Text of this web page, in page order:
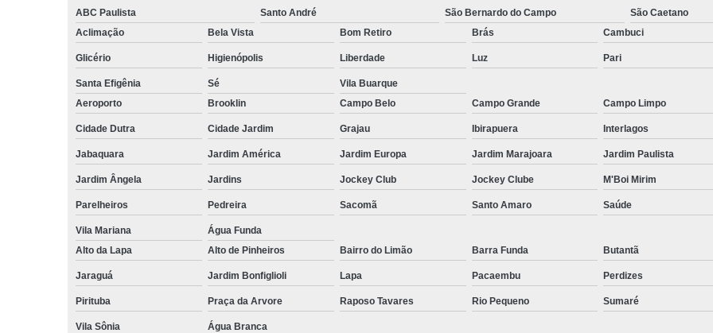
Micropigmentação Fio a Fio Barba
Micropigmentação na Barba ABC
Nano Micropigmentação de Barba
Nano Pigmentação Cabelo Rio
Nano
Nano
Nano
Pigmentação Capilar 3d
Pigmentação Capilar em
ABC Paulista Santo André São Bernardo do Campo São Caetano
Aclimação
Bela Vista Bom Retiro Brás Cambuci
Glicério Higienópolis Liberdade Luz Pari
Santa Efigênia Sé
Vila Buarque
Aeroporto
Brooklin Campo Belo Campo Grande Campo Limpo
Cidade Dutra Cidade Jardim Grajau Ibirapuera Interlagos
Jabaquara Jardim América Jardim Europa Jardim Marajoara Jardim Paulista
Jardim Ângela Jardins Jockey Club Jockey Clube M'Boi Mirim
Parelheiros Pedreira Sacomã Santo Amaro Saúde
Vila Mariana
Água Funda
Alto da Lapa
Alto de Pinheiros Bairro do Limão Barra Funda Butantã
Jaraguá Jardim Bonfiglioli Lapa Pacaembu Perdizes
Pirituba Praça da Arvore Raposo Tavares Rio Pequeno Sumaré
Vila Sônia
Água Branca